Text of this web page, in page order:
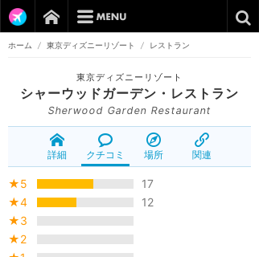
ホーム / 東京ディズニーリゾート / レストラン
東京ディズニーリゾート
シャーウッドガーデン・レストラン
Sherwood Garden Restaurant
詳細 クチコミ 場所 関連
★5
17
★4
12
★3
★2